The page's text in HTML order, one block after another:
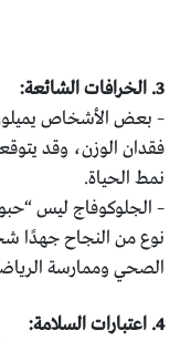
3. الخرافات الشائعة:
– بعض الأشخاص
فقدان الوزن، وقد
نمط الحياة.
– الجلوكوفاج ليس
نوع من النجاح جهدًا
الصحي وممارسة
4. اعتبارات السلامة: